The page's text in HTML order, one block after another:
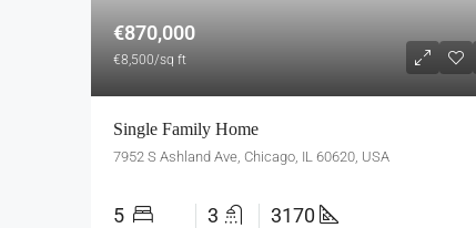
€870,000
€8,500/sq ft
Single Family Home
7952 S Ashland Ave, Chicago, IL 60620, USA
5 3 3170